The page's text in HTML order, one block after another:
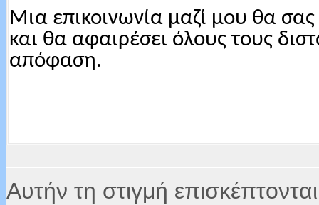
Μια επικοινωνία μαζί μου θα σας
και θα αφαιρέσει όλους τους
απόφαση.
Αυτήν τη στιγμή